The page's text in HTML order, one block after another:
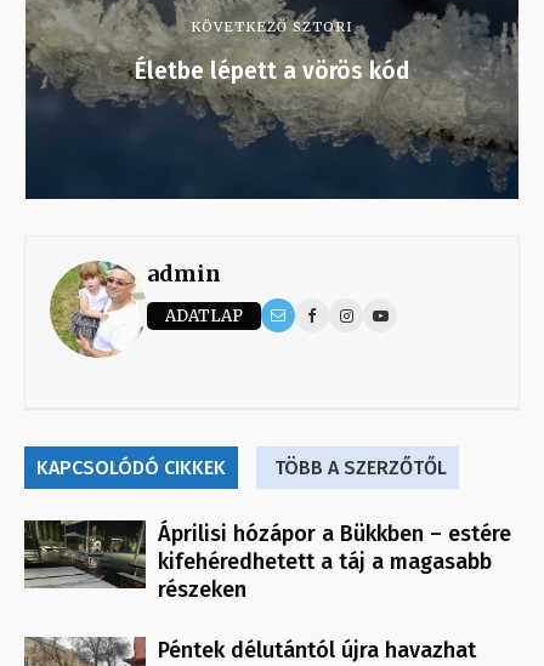
KÖVETKEZŐ SZTORI
Életbe lépett a vörös kód
admin
ADATLAP
KAPCSOLÓDÓ CIKKEK TÖBB A SZERZŐTŐL
Áprilisi hózápor a Bükkben – estére
kifehéredhetett a táj a magasabb
részeken
Péntek délutántól újra havazhat